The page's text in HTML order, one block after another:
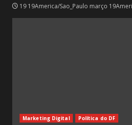
19 19America/Sao_Paulo março
Marketing Digital Política do DF